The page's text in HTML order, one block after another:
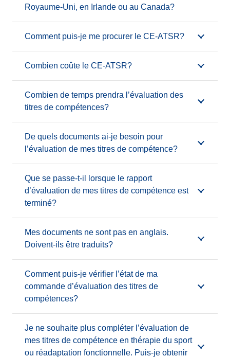
Royaume-Uni, en Irlande ou au Canada?
Comment puis-je me procurer le CE-ATSR?
Combien coûte le CE-ATSR?
Combien de temps prendra l’évaluation des
titres de compétences?
De quels documents ai-je besoin pour
l’évaluation de mes titres de compétence?
Que se passe-t-il lorsque le rapport
d’évaluation de mes titres de compétence est
terminé?
Mes documents ne sont pas en anglais.
Doivent-ils être traduits?
Comment puis-je vérifier l’état de ma
commande d’évaluation des titres de
compétences?
Je ne souhaite plus compléter l’évaluation de
mes titres de compétence en thérapie du sport
ou réadaptation fonctionnelle. Puis-je obtenir